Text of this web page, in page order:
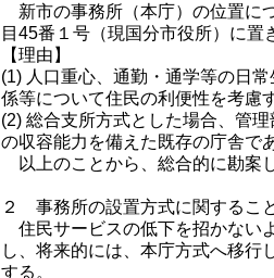
新市の事務所（本庁）の位置に
目45番１号（現国分市役所）に置
【理由】
(1) 人口重心、通勤・通学等の日
係等について住民の利便性を考慮
(2) 総合支所方式とした場合、管
の収容能力を備えた既存の庁舎で
以上のことから、総合的に勘案
２ 事務所の設置方式に関するこ
住民サービスの低下を招かない
し、将来的には、本庁方式へ移行
する。